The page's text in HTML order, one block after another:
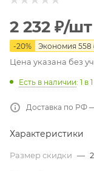
2 232 ₽/шт
-20% Экономия 558
Цена указана без
Есть в наличии: 1 в
Доставка по РФ
Характеристики
Размер скидки —